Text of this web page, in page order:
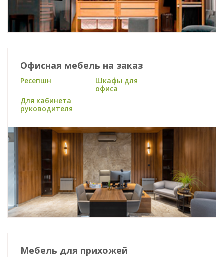
Офисная мебель на заказ
Ресепшн
Шкафы для
офиса
Для кабинета
руководителя
Мебель для прихожей